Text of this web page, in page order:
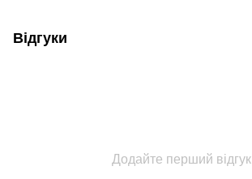
Відгуки
Додайте перший відгук